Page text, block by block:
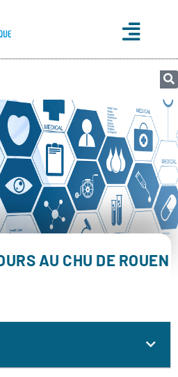
AU CHU DE ROUEN